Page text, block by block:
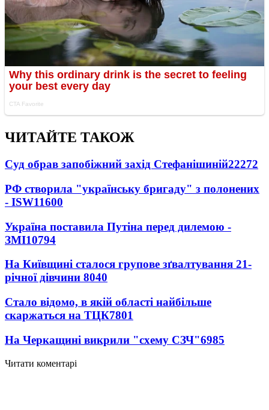
ЧИТАЙТЕ ТАКОЖ
Суд обрав запобіжний захід Стефанішиній22272
РФ створила "українську бригаду" з полонених
- ISW11600
Україна поставила Путіна перед дилемою -
ЗМІ10794
На Київщині сталося групове зґвалтування 21-
річної дівчини 8040
Стало відомо, в якій області найбільше
скаржаться на ТЦК7801
На Черкащині викрили "схему СЗЧ"6985
Читати коментарі